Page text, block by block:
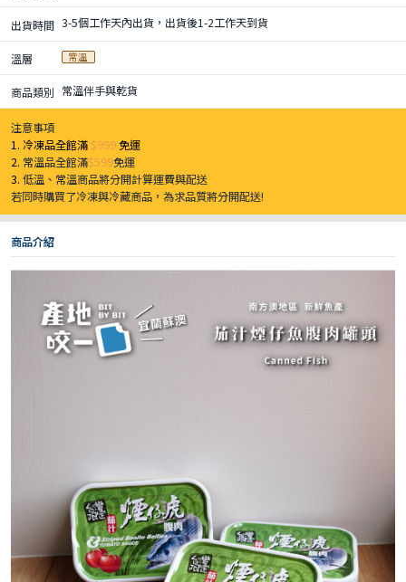
出貨時間 3-5個工作天內出貨，出貨後1-2工作天到貨
溫層 常溫
商品類別 常溫伴手與乾貨
注意事項
1. 冷凍品全館滿 $999免運
2. 常溫品全館滿$599免運
3.低溫、常溫商品將分開計算運費與配送
若同時購買了冷凍與冷藏商品，為求品質將分開配送!
商品介紹